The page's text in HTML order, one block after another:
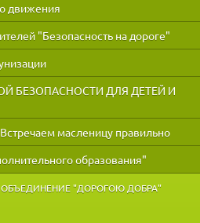
движения
"Безопасность на дороге"
БЕЗОПАСНОСТИ ДЛЯ ДЕТЕЙ И
масленицу правильно
образования"
"ДОРОГОЮ ДОБРА"